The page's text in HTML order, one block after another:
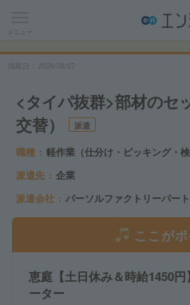
メニュー
<タイパ抜群>部材のセ
交替）
派遣
職種
軽作業（仕分け・ピッキング・検
派遣先
企業
派遣会社
パーソルファクトリーパー
ここが
恵庭【土日休み＆時給1450
ーター